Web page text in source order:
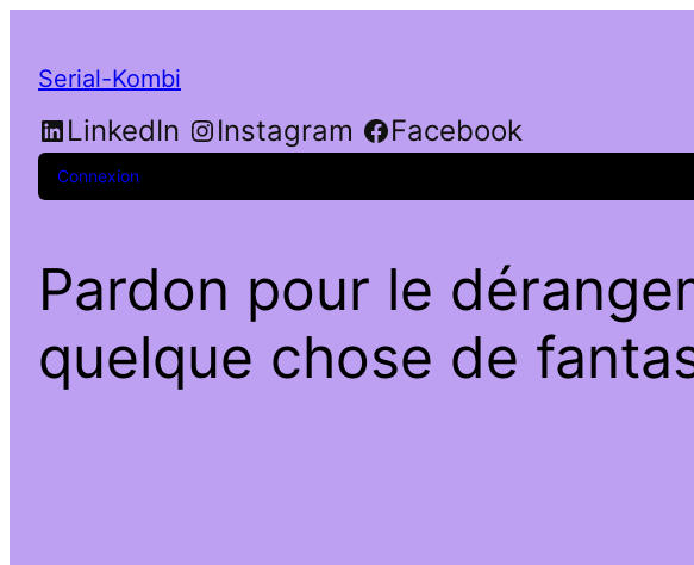
Serial-Kombi
LinkedIn Instagram Facebook
Connexion
Pardon pour le
quelque chose de